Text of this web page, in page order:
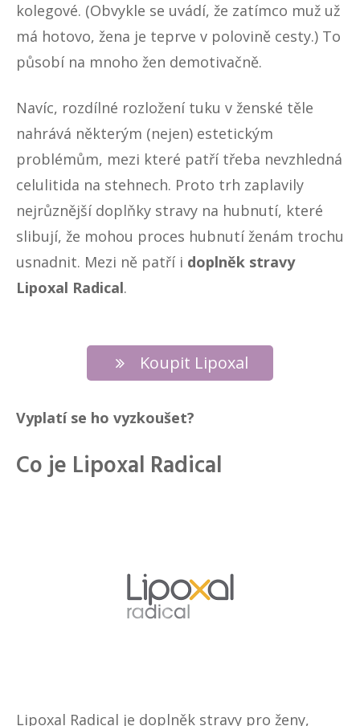
kolegové. (Obvykle se uvádí, že zatímco muž už
má hotovo, žena je teprve v polovině cesty.) To
působí na mnoho žen demotivačně.
Navíc, rozdílné rozložení tuku v ženské těle
nahrává některým (nejen) estetickým
problémům, mezi které patří třeba nevzhledná
celulitida na stehnech. Proto trh zaplavily
nejrůznější doplňky stravy na hubnutí, které
slibují, že mohou proces hubnutí ženám trochu
usnadnit. Mezi ně patří i doplněk stravy
Lipoxal Radical.
Koupit Lipoxal
Vyplatí se ho vyzkoušet?
Co je Lipoxal Radical
Lipoxal Radical je doplněk stravy pro ženy,